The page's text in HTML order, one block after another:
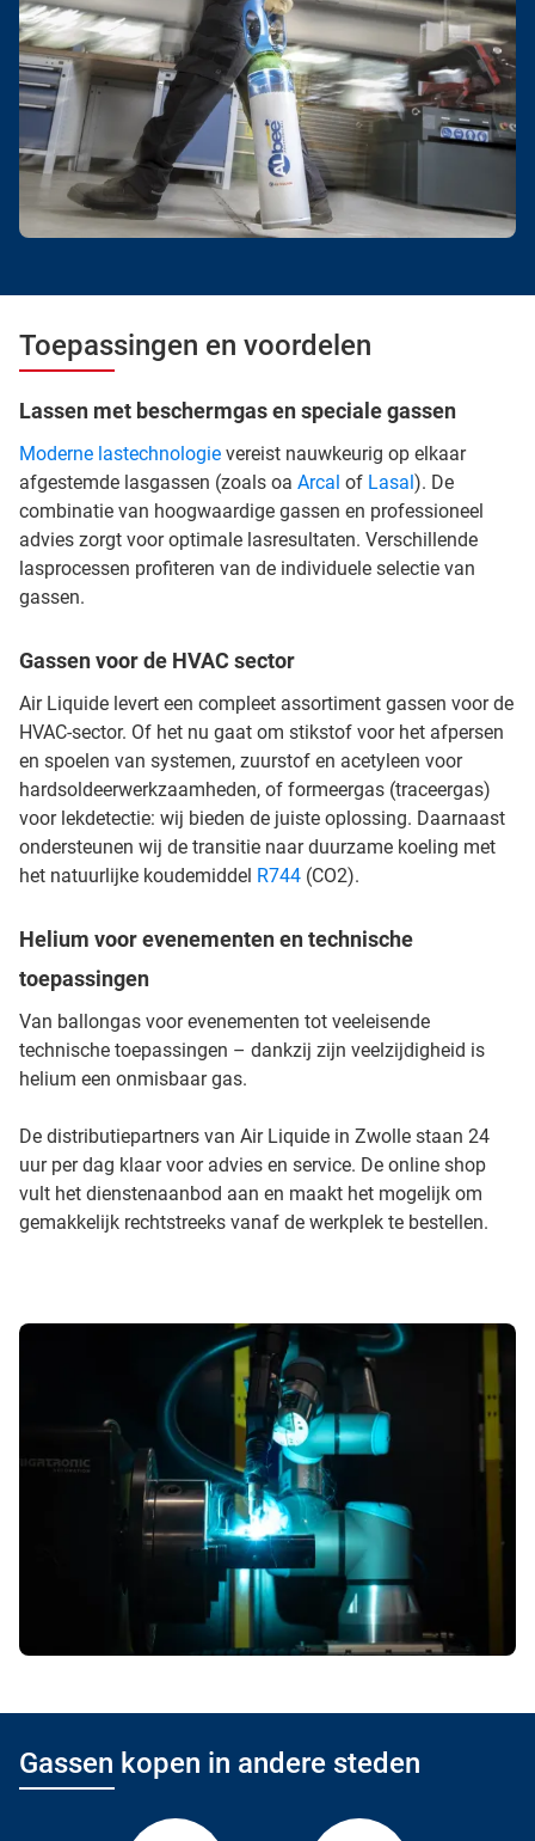
Toepassingen en voordelen
Lassen met beschermgas en speciale gassen
Moderne lastechnologie vereist nauwkeurig op elkaar
afgestemde lasgassen (zoals oa Arcal of Lasal ). De
combinatie van hoogwaardige gassen en professioneel
advies zorgt voor optimale lasresultaten. Verschillende
lasprocessen profiteren van de individuele selectie van
gassen.
Gassen voor de HVAC sector
Air Liquide levert een compleet assortiment gassen voor de
HVAC-sector. Of het nu gaat om stikstof voor het afpersen
en spoelen van systemen, zuurstof en acetyleen voor
hardsoldeerwerkzaamheden, of formeergas (traceergas)
voor lekdetectie: wij bieden de juiste oplossing. Daarnaast
ondersteunen wij de transitie naar duurzame koeling met
het natuurlijke koudemiddel R744 (CO2).
Helium voor evenementen en technische
toepassingen
Van ballongas voor evenementen tot veeleisende
technische toepassingen – dankzij zijn veelzijdigheid is
helium een onmisbaar gas.
De distributiepartners van Air Liquide in Zwolle staan 24
uur per dag klaar voor advies en service. De online shop
vult het dienstenaanbod aan en maakt het mogelijk om
gemakkelijk rechtstreeks vanaf de werkplek te bestellen.
Gassen kopen in andere steden